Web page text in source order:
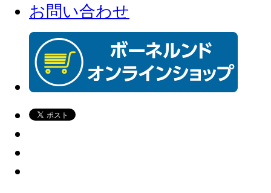
お問い合わせ